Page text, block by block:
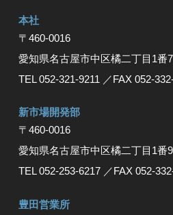
本社
〒460-0016
愛知県名古屋市中区橘⼆丁⽬1番
TEL 052-321-9211 ／FAX 052-
新市場開発部
〒460-0016
愛知県名古屋市中区橘二丁目1番
TEL 052-253-6217 ／FAX 052-
豊⽥営業所